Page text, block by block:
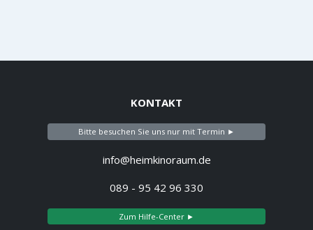
KONTAKT
Bitte besuchen Sie uns nur mit Termin ►
info@heimkinoraum.de
089 - 95 42 96 330
Zum Hilfe-Center ►